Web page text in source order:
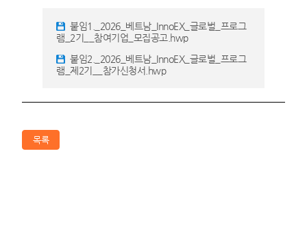
붙임1._2026_베트남_InnoEX_글로벌_프로그
램_2기__참여기업_모집공고.hwp
붙임2._2026_베트남_InnoEX_글로벌_프로그
램_제2기__참가신청서.hwp
목록